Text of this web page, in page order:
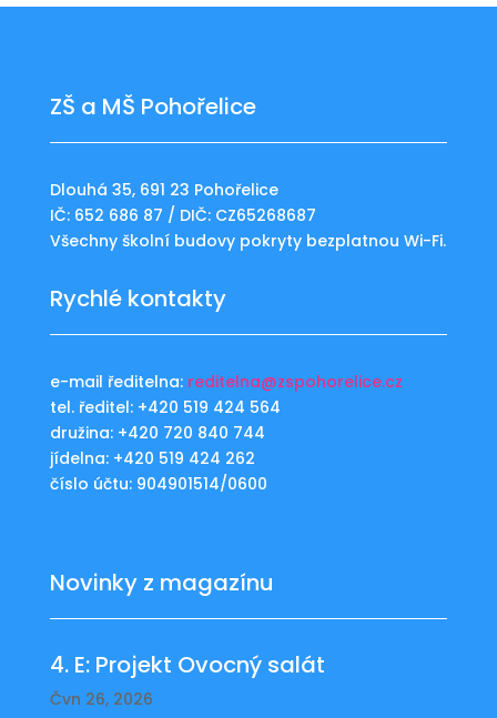
ZŠ a MŠ Pohořelice
Dlouhá 35, 691 23 Pohořelice
IČ: 652 686 87 / DIČ: CZ65268687
Všechny školní budovy pokryty bezplatnou Wi-Fi.
Rychlé kontakty
e-mail ředitelna: reditelna@zspohorelice.cz
tel. ředitel: +420 519 424 564
družina: +420 720 840 744
jídelna: +420 519 424 262
číslo účtu: 904901514/0600
Novinky z magazínu
4. E: Projekt Ovocný salát
Čvn 26, 2026